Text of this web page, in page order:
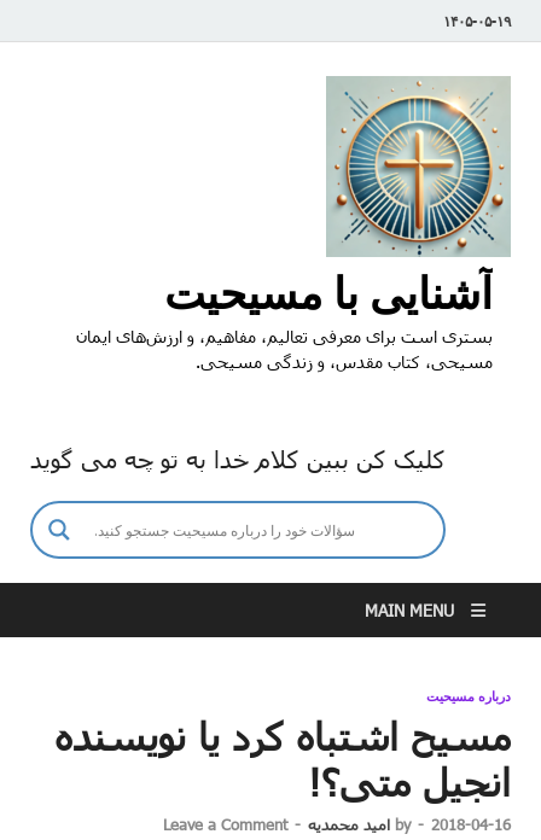
۱۴۰۵-۰۵-۱۹
آشنایی با مسیحیت
بستری است برای معرفی تعالیم، مفاهیم، و ارزش‌های ایمان
مسیحی، کتاب مقدس، و زندگی مسیحی.
کلیک کن ببین کلام خدا به تو چه می گوید
MAIN MENU
درباره مسیحیت
مسیح اشتباه کرد یا نویسنده
انجیل متی؟!
2018-04-16
-
by امید محمدیه -
Leave a Comment